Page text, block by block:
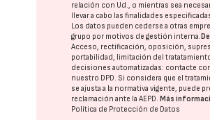
relación con Ud., o mientras sea
llevar a cabo las finalidades
Los datos pueden cederse a otras
grupo por motivos de gestión interna.
Acceso, rectificación, oposición,
portabilidad, limitación del
decisiones automatizadas: contacte
nuestro DPD. Si considera que el
se ajusta a la normativa vigente, puede
reclamación ante laAEPD.Más
Política de Protección de Datos